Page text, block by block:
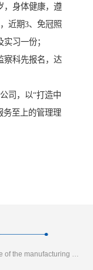
，身体健康，遵
近期3、免冠照
习一份；
察科先报名，达
司，以“打造中
务至上的管理理